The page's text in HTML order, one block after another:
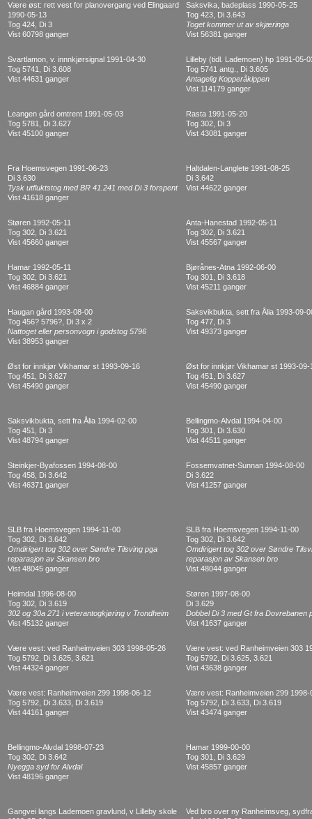
Være øst: rett vest for planovergang ved Elingaard
1990-05-13
Tog 424, Di 3
Vist 60798 ganger
Saksvika, badeplass 1990-05-25
Tog 423, Di 3.643
Toget kommer ut av skjæringa
Vist 56381 ganger
Svartlamon, v. innnkjørsignal 1991-04-30
Tog 5741, Di 3.608
Vist 44631 ganger
Lilleby (tidl. Lademoen) hp 1991-05-
Tog 5741 antg., Di 3.605
Antagelig Kopperåkippen
Vist 114179 ganger
Leangen gård omtrent 1991-05-03
Tog 5781, Di 3.627
Vist 45100 ganger
Rasta 1991-05-20
Tog 302, Di 3
Vist 43081 ganger
Fra Hoemsvegen 1991-06-23
Di 3.630
Tysk utfluktstog med BR 41.241 med Di 3 forspent
Vist 41618 ganger
Haltdalen-Langlete 1991-08-25
Di 3.642
Vist 44622 ganger
Støren 1992-05-11
Tog 302, Di 3.621
Vist 45660 ganger
Anta-Hanestad 1992-05-11
Tog 302, Di 3.621
Vist 45567 ganger
Hamar 1992-05-11
Tog 302, Di 3.621
Vist 46884 ganger
Bjørånes-Atna 1992-06-00
Tog 301, Di 3.618
Vist 45211 ganger
Haugan gård 1993-08-00
Tog 456? 5796?, Di 3 x 2
Nattoget eller personvogn i godstog 5796
Vist 38953 ganger
Saksvikbukta, sett fra Ålia 1993-09-
Tog 477, Di 3
Vist 49373 ganger
Øst for innkjør Vikhamar st 1993-09-16
Tog 451, Di 3.627
Vist 45490 ganger
Øst for innkjør Vikhamar st 1993-09-
Tog 451, Di 3.627
Vist 45490 ganger
Saksvikbukta, sett fra Ålia 1994-02-00
Tog 451, Di 3
Vist 48794 ganger
Bellingmo-Alvdal 1994-04-00
Tog 301, Di 3.630
Vist 44511 ganger
Steinkjer-Byafossen 1994-08-00
Tog 458, Di 3.642
Vist 46371 ganger
Fossemvatnet-Sunnan 1994-08-00
Di 3.622
Vist 41257 ganger
SLB fra Hoemsvegen 1994-11-00
Tog 302, Di 3.642
Omdirigert tog 302 over Søndre Tilsving pga
reparasjon av Skansen bro
Vist 48045 ganger
SLB fra Hoemsvegen 1994-11-00
Tog 302, Di 3.642
Omdirigert tog 302 over Søndre
reparasjon av Skansen bro
Vist 48044 ganger
Heimdal 1996-08-00
Tog 302, Di 3.619
302 og 30a 271 i veterantogkjøring v Trondheim
Vist 45132 ganger
Støren 1997-08-00
Di 3.629
Dobbel Di 3 med Gt fra Dovrebanen
Vist 41637 ganger
Være vest: ved Ranheimveien 303 1998-05-26
Tog 5792, Di 3.625, 3.621
Vist 44324 ganger
Være vest: ved Ranheimveien 303
Tog 5792, Di 3.625, 3.621
Vist 43638 ganger
Være vest: Ranheimveien 299 1998-06-12
Tog 5792, Di 3.633, Di 3.619
Vist 44161 ganger
Være vest: Ranheimveien 299 1998-
Tog 5792, Di 3.633, Di 3.619
Vist 43474 ganger
Bellingmo-Alvdal 1998-07-23
Tog 302, Di 3.642
Nyegga syd for Alvdal
Vist 48196 ganger
Hamar 1999-00-00
Tog 301, Di 3.629
Vist 45857 ganger
Gangvei langs Lademoen gravlund, v Lilleby skole
Ved bro over ny Ranheimsveg,